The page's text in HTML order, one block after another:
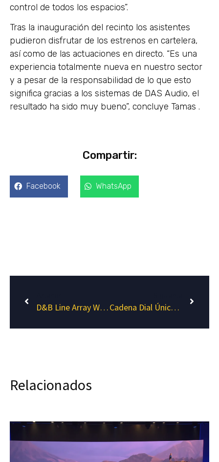
control de todos los espacios”.
Tras la inauguración del recinto los asistentes
pudieron disfrutar de los estrenos en cartelera,
así como de las actuaciones en directo. “Es una
experiencia totalmente nueva en nuestro sector
y a pesar de la responsabilidad de lo que esto
significa gracias a los sistemas de DAS Audio, el
resultado ha sido muy bueno”, concluye Tamas .
Compartir:
Facebook WhatsApp
D&B Line Array Workshop en Aspe Cadena Dial Únicos Alicante
Relacionados